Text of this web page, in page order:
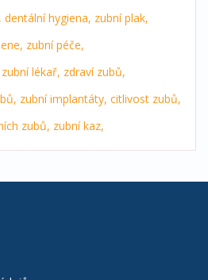
dentální hygiena, zubní plak,
zubní péče,
zubní lékař, zdraví zubů,
zubní implantáty, citlivost zubů,
zubů, zubní kaz,